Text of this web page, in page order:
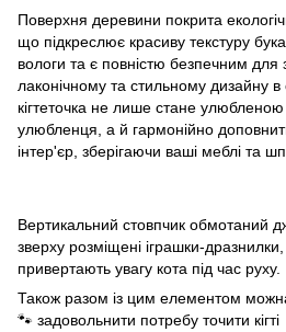
Поверхня деревини покрита
що підкреслює красиву текстуру
вологи та є повністю безпечним для
лаконічному та стильному дизайну в
кігтеточка не лише стане
улюбленця, а й гармонійно
інтер'єр, зберігаючи ваші меблі та
Вертикальний стовпчик обмотаний
зверху розміщені іграшки-
привертають увагу кота під час руху.
Також разом із цим елементом
🐾 задовольнити потребу точити кігті